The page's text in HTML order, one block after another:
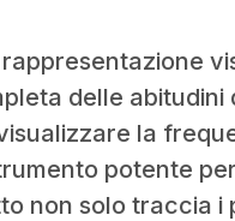
delle abitudini
la
potente
non solo traccia i